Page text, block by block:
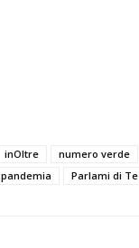
inOltre
numero verde
pandemia Parlami di Te